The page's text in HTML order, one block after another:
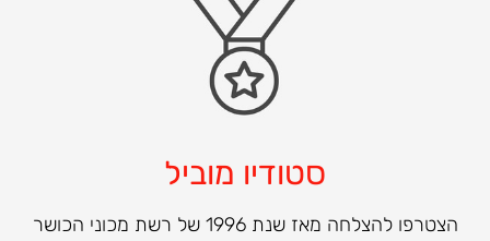
סטודיו מוביל
הצטרפו להצלחה מאז שנת 1996 של רשת מכוני הכושר